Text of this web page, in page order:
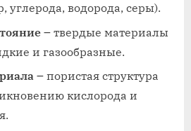
углерода, водорода, серы).
౼ твердые материалы
и газообразные.
౼ пористая структура
кислорода и